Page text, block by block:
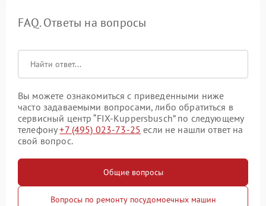
FAQ. Ответы на вопросы
Вы можете ознакомиться с приведенными ниже
часто задаваемыми вопросами, либо обратиться в
сервисный центр “FIX-Kuppersbusch” по следующему
телефону+7 (495) 023-73-25 если не нашли ответ на
свой вопрос.
Общие вопросы
Вопросы по ремонту посудомоечных машин